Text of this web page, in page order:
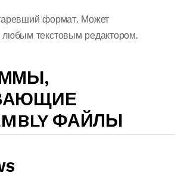
формат. Может
любым текстовым редактором.
ФАЙЛЫ